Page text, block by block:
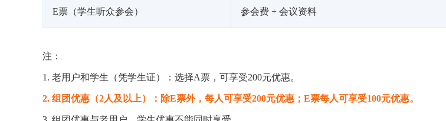
E票（学生听众参会） 参会费 + 会议资料
注：
1. 老用户和学生（凭学生证）：选择A票，可享受200元优惠。
2. 组团优惠（2人及以上）：除E票外，每人可享受200元优惠；E票每人可享受100元优惠。